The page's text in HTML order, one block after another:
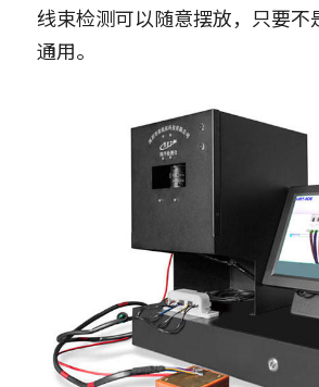
线束检测可以随意摆放，只要不
通用。